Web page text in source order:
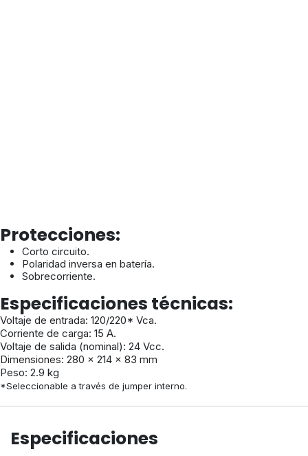
Protecciones:
Corto circuito.
Polaridad inversa en batería.
Sobrecorriente.
Especificaciones técnicas:
Voltaje de entrada: 120/220* Vca.
Corriente de carga: 15 A.
Voltaje de salida (nominal): 24 Vcc.
Dimensiones: 280 x 214 x 83 mm
Peso: 2.9 kg
*Seleccionable a través de jumper interno.
Especificaciones